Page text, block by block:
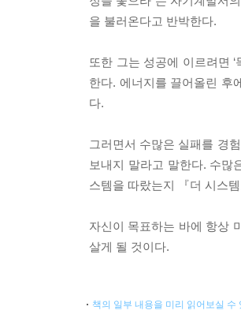
을 불러온다고 반박한다.
또한 그는 성공에 이르려면
한다. 에너지를 끌어올린 후
다.
그러면서 수많은 실패를 경
보내지 말라고 말한다. 수많
스템을 따랐는지 『더 시스
자신이 목표하는 바에 항상
살게 될 것이다.
책의 일부 내용을 미리 읽어보실 수